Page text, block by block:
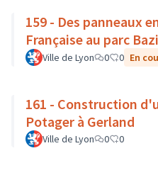
159 - Des panneaux
Française au parc
Ville de Lyon 0 0 En
161 - Construction
Potager à Gerland
Ville de Lyon 0 0